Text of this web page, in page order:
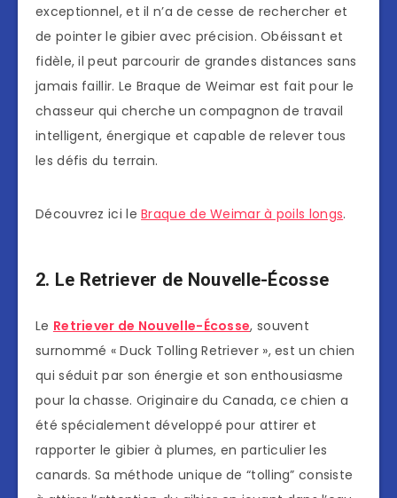
exceptionnel, et il n’a de cesse de rechercher et
de pointer le gibier avec précision. Obéissant et
fidèle, il peut parcourir de grandes distances sans
jamais faillir. Le Braque de Weimar est fait pour le
chasseur qui cherche un compagnon de travail
intelligent, énergique et capable de relever tous
les défis du terrain.
Découvrez ici leBraque de Weimar à poils longs.
2. Le Retriever de Nouvelle-Écosse
Le Retriever de Nouvelle-Écosse, souvent
surnommé « Duck Tolling Retriever », est un chien
qui séduit par son énergie et son enthousiasme
pour la chasse. Originaire du Canada, ce chien a
été spécialement développé pour attirer et
rapporter le gibier à plumes, en particulier les
canards. Sa méthode unique de “tolling” consiste